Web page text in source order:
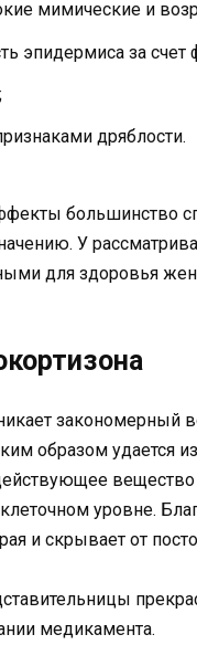
мимические и
эпидермиса за
дряблости.
большинство
У
для здоровья
закономерный
образом удается
уровне.
и скрывает от
медикамента.